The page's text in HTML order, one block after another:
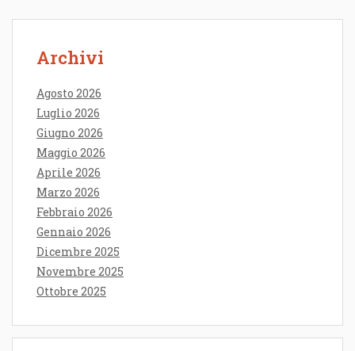
Archivi
Agosto 2026
Luglio 2026
Giugno 2026
Maggio 2026
Aprile 2026
Marzo 2026
Febbraio 2026
Gennaio 2026
Dicembre 2025
Novembre 2025
Ottobre 2025